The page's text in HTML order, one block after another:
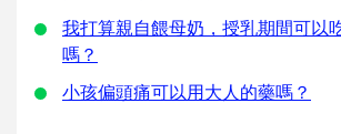
我打算親自餵母奶，授乳期間可以
嗎？
小孩偏頭痛可以用大人的藥嗎？